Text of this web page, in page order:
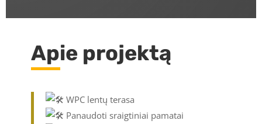
Apie projektą
WPC lentų terasa
Panaudoti sraigtiniai pamatai